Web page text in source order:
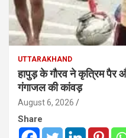
UTTARAKHAND
हापुड़ के गौरव ने कृत्रिम पैर
गंगाजल की कांवड़
August 6, 2026
Share